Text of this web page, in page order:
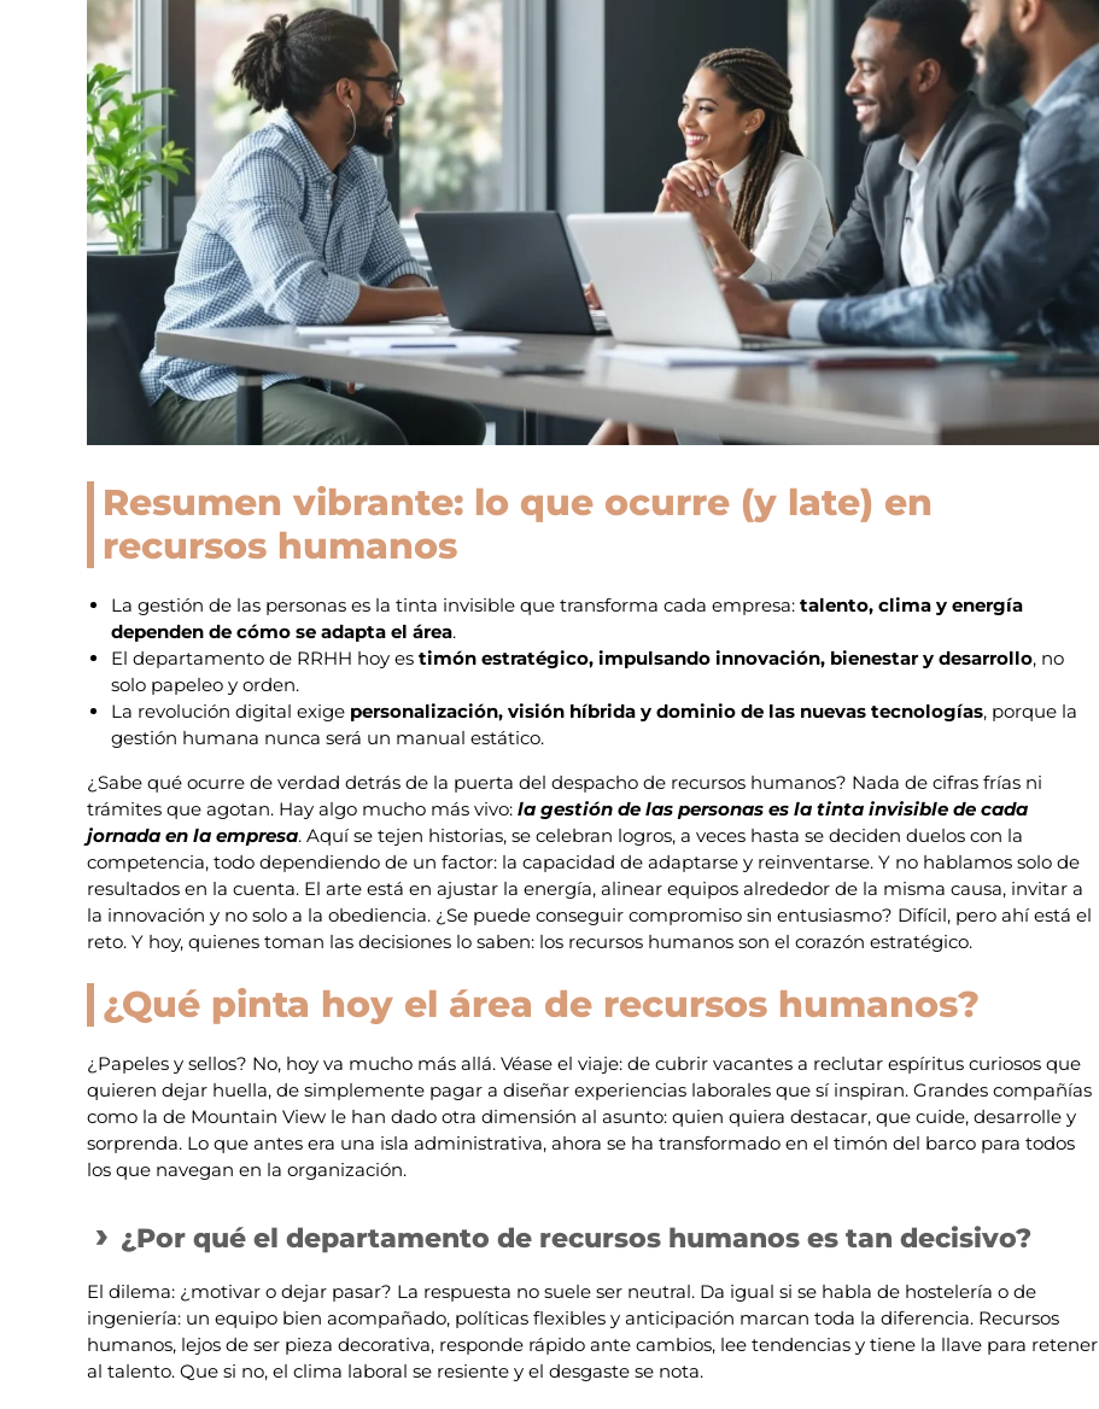
Resumen vibrante: lo que ocurre (y late) en
recursos humanos
La gestión de las personas es la tinta invisible que transforma cada empresa: talento, clima y energía
dependen de cómo se adapta el área.
El departamento de RRHH hoy es timón estratégico, impulsando innovación, bienestar y desarrollo, no
solo papeleo y orden.
La revolución digital exige personalización, visión híbrida y dominio de las nuevas tecnologías, porque la
gestión humana nunca será un manual estático.
¿Sabe qué ocurre de verdad detrás de la puerta del despacho de recursos humanos? Nada de cifras frías ni
trámites que agotan. Hay algo mucho más vivo: la gestión de las personas es la tinta invisible de cada
jornada en la empresa. Aquí se tejen historias, se celebran logros, a veces hasta se deciden duelos con la
competencia, todo dependiendo de un factor: la capacidad de adaptarse y reinventarse. Y no hablamos solo de
resultados en la cuenta. El arte está en ajustar la energía, alinear equipos alrededor de la misma causa, invitar a
la innovación y no solo a la obediencia. ¿Se puede conseguir compromiso sin entusiasmo? Difícil, pero ahí está el
reto. Y hoy, quienes toman las decisiones lo saben: los recursos humanos son el corazón estratégico.
¿Qué pinta hoy el área de recursos humanos?
¿Papeles y sellos? No, hoy va mucho más allá. Véase el viaje: de cubrir vacantes a reclutar espíritus curiosos que
quieren dejar huella, de simplemente pagar a diseñar experiencias laborales que sí inspiran. Grandes compañías
como la de Mountain View le han dado otra dimensión al asunto: quien quiera destacar, que cuide, desarrolle y
sorprenda. Lo que antes era una isla administrativa, ahora se ha transformado en el timón del barco para todos
los que navegan en la organización.
¿Por qué el departamento de recursos humanos es tan decisivo?
El dilema: ¿motivar o dejar pasar? La respuesta no suele ser neutral. Da igual si se habla de hostelería o de
ingeniería: un equipo bien acompañado, políticas flexibles y anticipación marcan toda la diferencia. Recursos
humanos, lejos de ser pieza decorativa, responde rápido ante cambios, lee tendencias y tiene la llave para retener
al talento. Que si no, el clima laboral se resiente y el desgaste se nota.